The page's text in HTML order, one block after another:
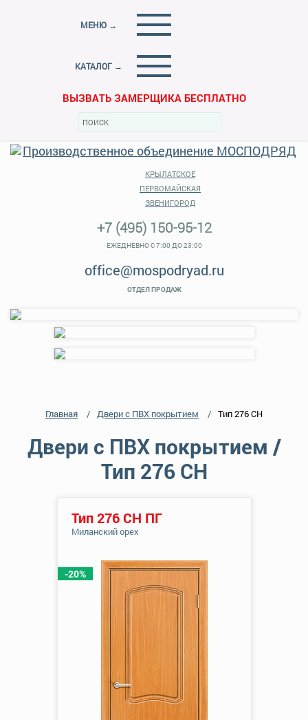
МЕНЮ →
КАТАЛОГ →
ВЫЗВАТЬ ЗАМЕРЩИКА БЕСПЛАТНО
КРЫЛАТСКОЕ
ПЕРВОМАЙСКАЯ
ЗВЕНИГОРОД
+7 (495) 150-95-12
ЕЖЕДНЕВНО С 7:00 ДО 23:00
office@mospodryad.ru
ОТДЕЛ ПРОДАЖ
Главная Двери с ПВХ покрытием Тип 276 СН
Двери с ПВХ покрытием /
Тип 276 СН
-20%
Тип 276 СН ПГ
Миланский орех